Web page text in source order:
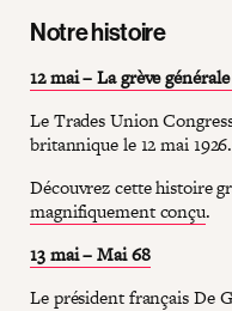
Notre histoire
12 mai – La grève
Le Trades Union
britannique le 12 mai 1926.
Découvrez cette histoire
magnifiquement conçu.
13 mai – Mai 68
Le président français De